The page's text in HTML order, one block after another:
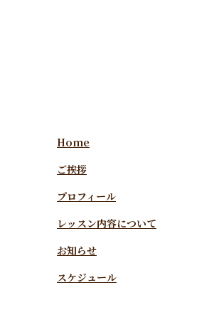
Home
ご挨拶
プロフィール
レッスン内容について
お知らせ
スケジュール